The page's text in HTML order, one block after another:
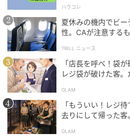
ハウコレ
夏休みの機内でビ
性。CAが注意する
TRILL ニュース
「店長を呼べ！袋
レジ袋が破けた客
GLAM
「もういい！レジ
去りにして帰った客
GLAM